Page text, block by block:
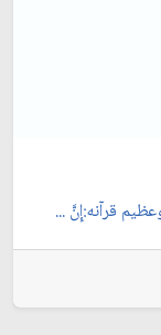
قرآنه:إِنَّ ...